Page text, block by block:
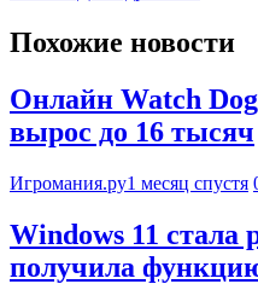
Похожие новости
Онлайн Watch
вырос до 16 тысяч
Игромания.ру1 месяц спустя
Windows 11 стала
получила